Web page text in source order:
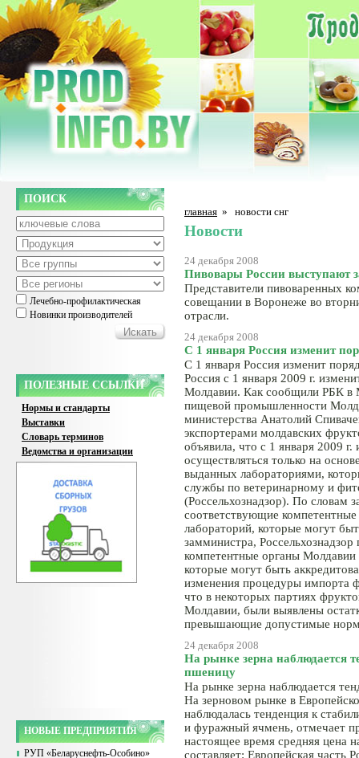
ПОИСК
Лечебно-профилактическая
Новинки производителей
ПОЛЕЗНЫЕ ССЫЛКИ
Нормы и стандарты
Выставки
Словарь терминов
Ведомства и организации
НОВЫЕ ПРЕДПРИЯТИЯ
РУП «Беларуснефть-Особино»
главная » новости снг
Новости
24 декабря 2008
Пивовары России выступают
Представители пивоваренных
совещании в Воронеже во
отрасли.
24 декабря 2008
С 1 января Россия изменит
С 1 января Россия изменит
Россия с 1 января 2009 г.
Молдавии. Как сообщили РБК в
пищевой промышленности
министерства Анатолий
экспортерами молдавских
объявила, что с 1 января 2009
осуществляться только на
выданных лабораториями,
службы по ветеринарному и
(Россельхознадзор). По словам
соответствующие
лабораторий, которые могут
замминистра,
компетентные органы Молдавии
которые могут быть
изменения процедуры импорта
что в некоторых партиях
Молдавии, были выявлены
превышающие допустимые
24 декабря 2008
На рынке зерна наблюдается
пшеницу
На рынке зерна наблюдается
На зерновом рынке в
наблюдалась тенденция к
и фуражный ячмень, отмечает
настоящее время средняя цена
составляет: Европейская часть